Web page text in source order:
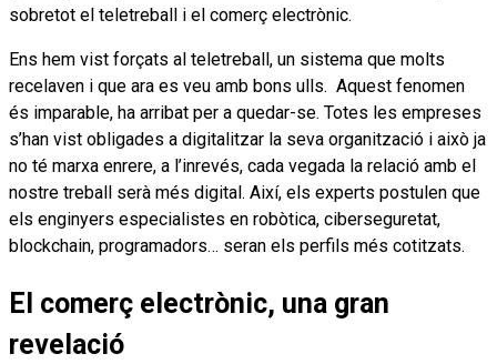
sobretot el teletreball i el comerç electrònic.
Ens hem vist forçats al teletreball, un sistema que molts
recelaven i que ara es veu amb bons ulls. Aquest fenomen
és imparable, ha arribat per a quedar-se. Totes les empreses
s’han vist obligades a digitalitzar la seva organització i això ja
no té marxa enrere, a l’inrevés, cada vegada la relació amb el
nostre treball serà més digital. Així, els experts postulen que
els enginyers especialistes en robòtica, ciberseguretat,
blockchain, programadors… seran els perfils més cotitzats.
El comerç electrònic, una gran
revelació